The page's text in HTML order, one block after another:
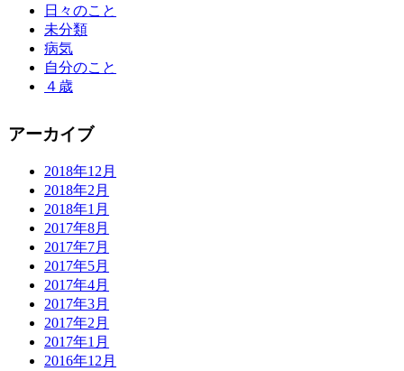
日々のこと
未分類
病気
自分のこと
４歳
アーカイブ
2018年12月
2018年2月
2018年1月
2017年8月
2017年7月
2017年5月
2017年4月
2017年3月
2017年2月
2017年1月
2016年12月